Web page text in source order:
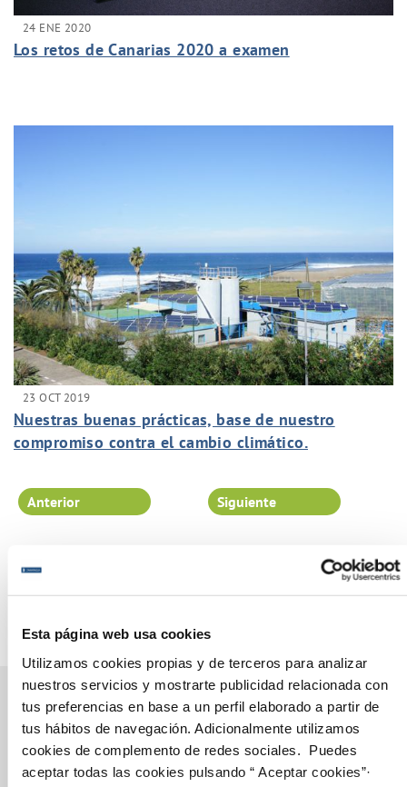
Esta página web usa cookies
Utilizamos cookies propias y de terceros para analizar
nuestros servicios y mostrarte publicidad relacionada con
tus preferencias en base a un perfil elaborado a partir de
tus hábitos de navegación. Adicionalmente utilizamos
cookies de complemento de redes sociales. Puedes
aceptar todas las cookies pulsando “ Aceptar cookies”·
24 ENE 2020
Los retos de Canarias 2020 a examen
23 OCT 2019
Nuestras buenas prácticas, base de nuestro
compromiso contra el cambio climático.
Página 96 de 102
Anterior Siguiente
Gestiones Online